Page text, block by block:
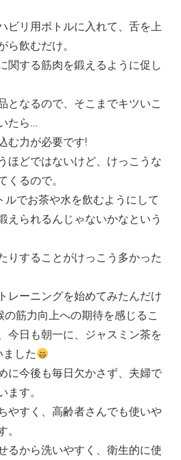
ビリ用ボトルに入れて、舌を上
ら飲むだけ。
関する筋肉を鍛えるように促し
となるので、そこまでキツいこ
たら…
む力が必要です!
ほどではないけど、けっこうな
くるので。
ルでお茶や水を飲むようにして
えられるんじゃないかなという
りすることがけっこう多かった
レーニングを始めてみたんだけ
の筋力向上への期待を感じるこ
今日も朝一に、ジャスミン茶を
ました
に今後も毎日欠かさず、夫婦で
ます。
やすく、高齢者さんでも使いや
。
るから洗いやすく、衛生的に使